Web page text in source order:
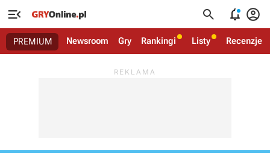
   
PREMIUM Newsroom Gry Rankingi Listy Recenzje